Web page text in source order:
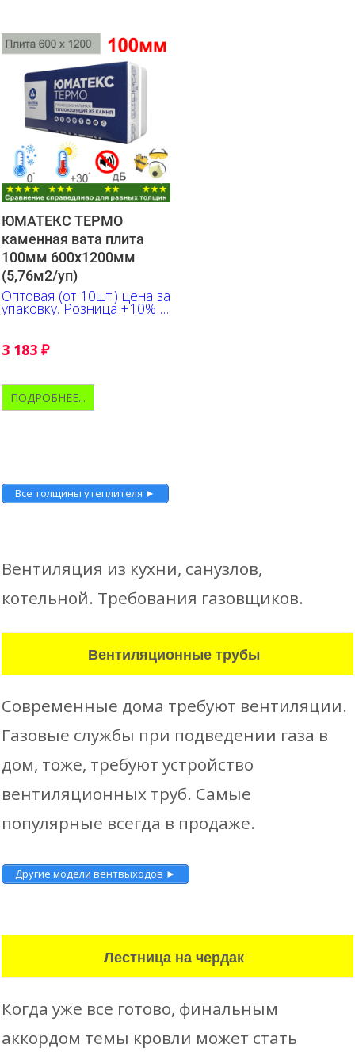
ЮМАТЕКС ТЕРМО
каменная вата плита
100мм 600х1200мм
(5,76м2/уп)
Оптовая (от 10шт.) цена за
упаковку. Розница +10% к
указанной цене
3 183 ₽
ПОДРОБНЕЕ...
Все толщины утеплителя ►
Вентиляция из кухни, санузлов,
котельной. Требования газовщиков.
Вентиляционные трубы
Современные дома требуют вентиляции.
Газовые службы при подведении газа в
дом, тоже, требуют устройство
вентиляционных труб. Самые
популярные всегда в продаже.
Другие модели вентвыходов ►
Лестница на чердак
Когда уже все готово, финальным
аккордом темы кровли может стать